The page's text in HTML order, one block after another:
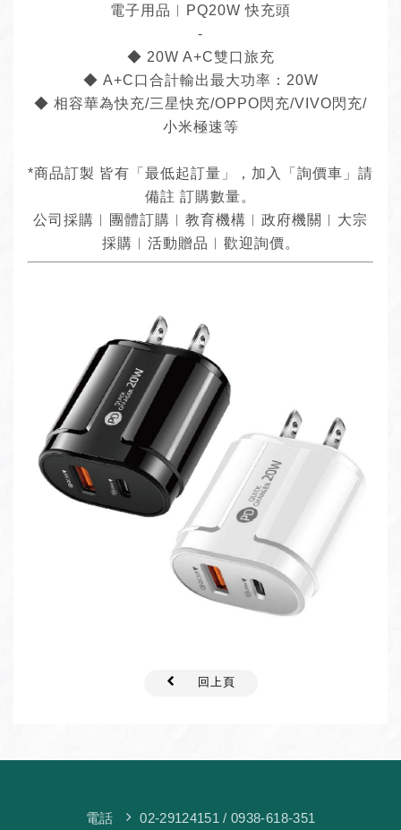
電子用品︱PQ20W 快充頭
-
◆ 20W A+C雙口旅充
◆ A+C口合計輸出最大功率：20W
◆ 相容華為快充/三星快充/OPPO閃充/VIVO閃充/
小米極速等
*商品訂製 皆有「最低起訂量」，加入「詢價車」請
備註 訂購數量。
公司採購︱團體訂購︱教育機構︱政府機關︱大宗
採購︱活動贈品︱歡迎詢價。
回上頁
電話 02-29124151 / 0938-618-351